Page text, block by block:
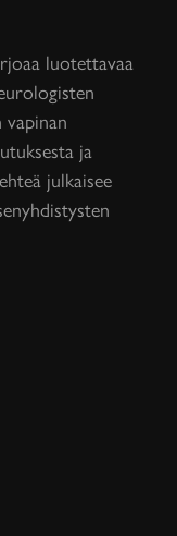
luotettavaa
vapinan
ja
julkaisee